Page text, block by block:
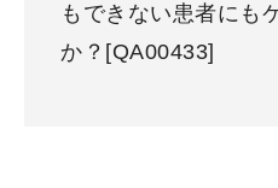
もできない患者にも
か？ [QA00433]